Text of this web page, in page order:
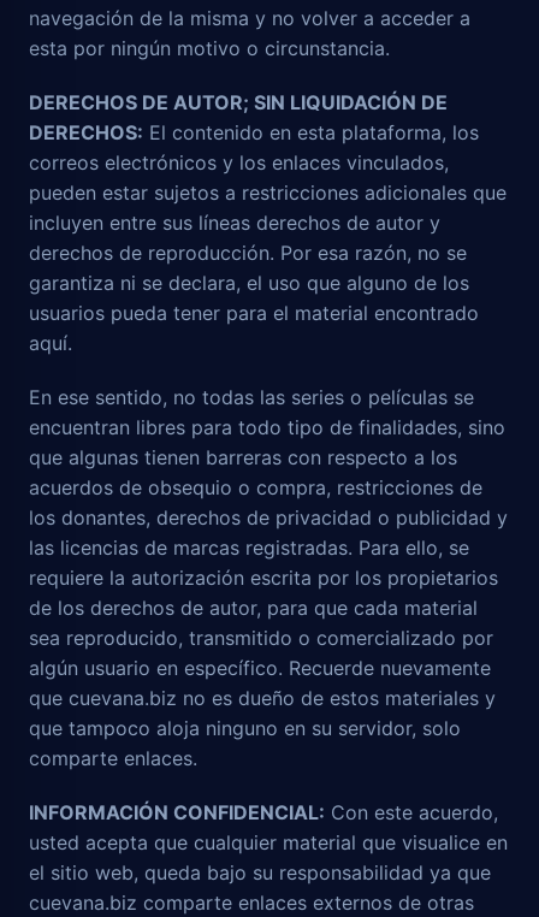
navegación de la misma y no volver a acceder a
esta por ningún motivo o circunstancia.
DERECHOS DE AUTOR; SIN LIQUIDACIÓN DE
DERECHOS: El contenido en esta plataforma, los
correos electrónicos y los enlaces vinculados,
pueden estar sujetos a restricciones adicionales que
incluyen entre sus líneas derechos de autor y
derechos de reproducción. Por esa razón, no se
garantiza ni se declara, el uso que alguno de los
usuarios pueda tener para el material encontrado
aquí.
En ese sentido, no todas las series o películas se
encuentran libres para todo tipo de finalidades, sino
que algunas tienen barreras con respecto a los
acuerdos de obsequio o compra, restricciones de
los donantes, derechos de privacidad o publicidad y
las licencias de marcas registradas. Para ello, se
requiere la autorización escrita por los propietarios
de los derechos de autor, para que cada material
sea reproducido, transmitido o comercializado por
algún usuario en específico. Recuerde nuevamente
que cuevana.biz no es dueño de estos materiales y
que tampoco aloja ninguno en su servidor, solo
comparte enlaces.
INFORMACIÓN CONFIDENCIAL: Con este acuerdo,
usted acepta que cualquier material que visualice en
el sitio web, queda bajo su responsabilidad ya que
cuevana.biz comparte enlaces externos de otras